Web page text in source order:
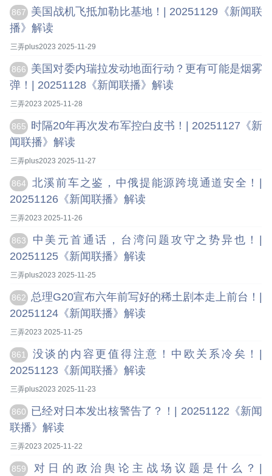
867
美国战机飞抵加勒比基地！| 20251129《新闻联
播》解读
三弄plus2023 2025-11-29
866
美国对委内瑞拉发动地面行动？更有可能是烟雾
弹！| 20251128《新闻联播》解读
三弄2023 2025-11-28
865
时隔20年再次发布军控白皮书！| 20251127《新
闻联播》解读
三弄plus2023 2025-11-27
864
北溪前车之鉴，中俄提能源跨境通道安全！|
20251126《新闻联播》解读
三弄2023 2025-11-26
863
中美元首通话，台湾问题攻守之势异也！|
20251125《新闻联播》解读
三弄plus2023 2025-11-25
862 总理G20宣布六年前写好的稀土剧本走上前台！|
20251124《新闻联播》解读
三弄2023 2025-11-25
861
没谈的内容更值得注意！中欧关系冷矣！|
20251123《新闻联播》解读
三弄plus2023 2025-11-23
860
已经对日本发出核警告了？！| 20251122《新闻
联播》解读
三弄2023 2025-11-22
859 对日的政治舆论主战场议题是什么？|